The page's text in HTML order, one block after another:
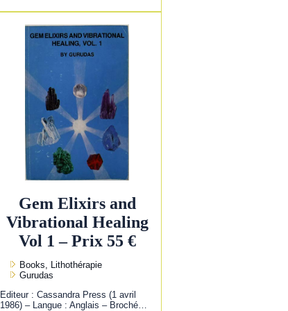
Gem Elixirs and
Vibrational Healing
Vol 1 – Prix 55 €
Books, Lithothérapie
Gurudas
Editeur : Cassandra Press (1 avril
1986) – Langue : Anglais – Broché…